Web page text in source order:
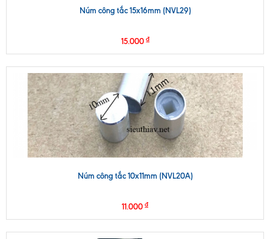
Núm công tắc 15x16mm (NVL29)
15.000 ₫
Núm công tắc 10x11mm (NVL20A)
11.000 ₫